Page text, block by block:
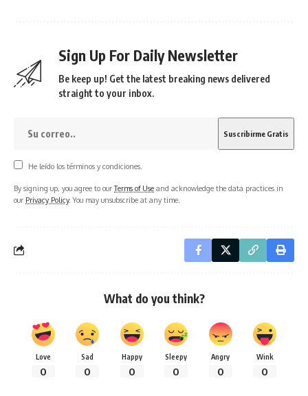
Sign Up For Daily Newsletter
Be keep up! Get the latest breaking news delivered
straight to your inbox.
He leído los términos y condiciones.
By signing up, you agree to ourTerms of Use and acknowledge the data practices in
our Privacy Policy. You may unsubscribe at any time.
What do you think?
Love
0
Sad
0
Happy
0
Sleepy
0
Angry
0
Wink
0